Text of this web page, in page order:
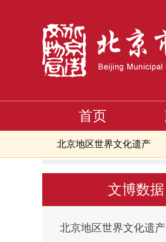
首页
北京地区世界文化遗产
北京市地下文物埋藏区
北京市可移动文物修复资
核心区备案且正常开放博
首页>文博数据>北京市市
文博数据
北京地区世界文化遗产